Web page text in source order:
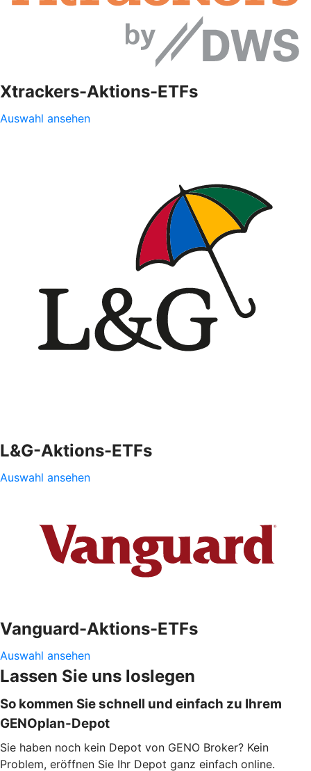
Xtrackers-Aktions-ETFs
Auswahl ansehen
L&G-Aktions-ETFs
Auswahl ansehen
Vanguard-Aktions-ETFs
Auswahl ansehen
Lassen Sie uns loslegen
So kommen Sie schnell und einfach zu Ihrem
GENOplan-Depot
Sie haben noch kein Depot von GENO Broker? Kein
Problem, eröffnen Sie Ihr Depot ganz einfach online.